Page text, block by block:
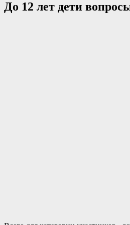
До 12 лет дети